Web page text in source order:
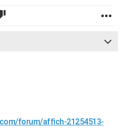
forum/affich-21254513-